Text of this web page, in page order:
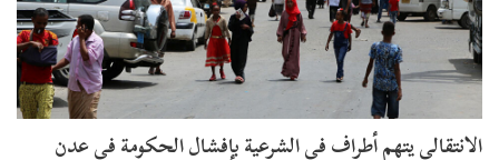
الانتقالي يتهم أطراف في الشرعية بإفشال الحكومة في عدن